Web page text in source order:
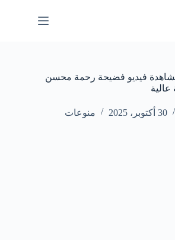
فيديو فضيحة رحمة محسن
30 أكتوبر، 2025 منوعات